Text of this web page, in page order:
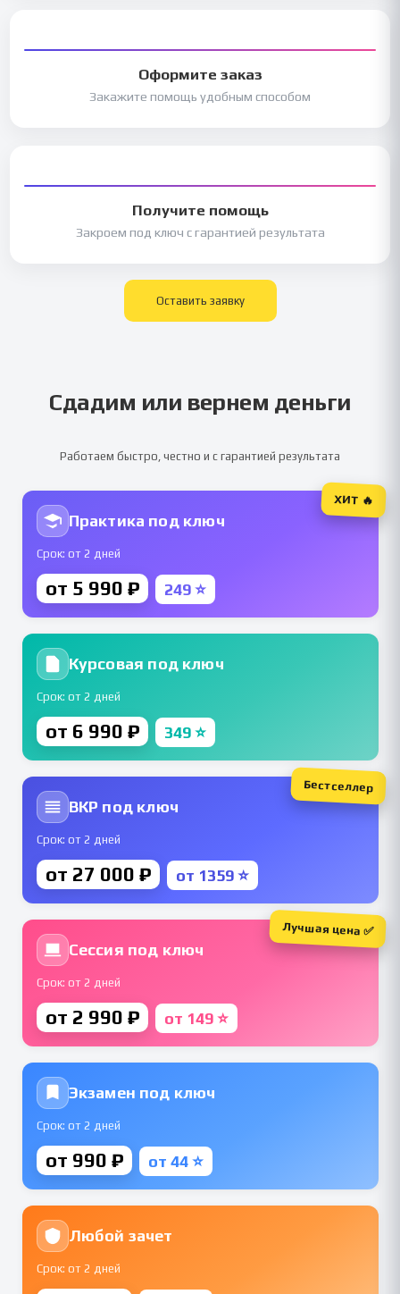
Оформите заказ
Закажите помощь удобным способом
Получите помощь
Закроем под ключ с гарантией результата
Оставить заявку
Сдадим или вернем деньги
Работаем быстро, честно и с гарантией результата
Практика под ключ
Срок: от 2 дней
от 5 990 ₽ 249 ⭐
ХИТ 🔥
Курсовая под ключ
Срок: от 2 дней
от 6 990 ₽ 349 ⭐
ВКР под ключ
Срок: от 2 дней
от 27 000 ₽ от 1359 ⭐
Бестселлер
Сессия под ключ
Срок: от 2 дней
от 2 990 ₽ от 149 ⭐
Лучшая цена ✅
Экзамен под ключ
Срок: от 2 дней
от 990 ₽ от 44 ⭐
Любой зачет
Срок: от 2 дней